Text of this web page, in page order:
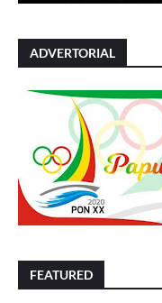
ADVERTORIAL
FEATURED